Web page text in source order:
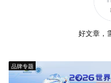
好文章，
品牌专题